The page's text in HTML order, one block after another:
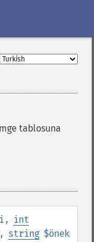
tablosuna
,
int
, string $önek